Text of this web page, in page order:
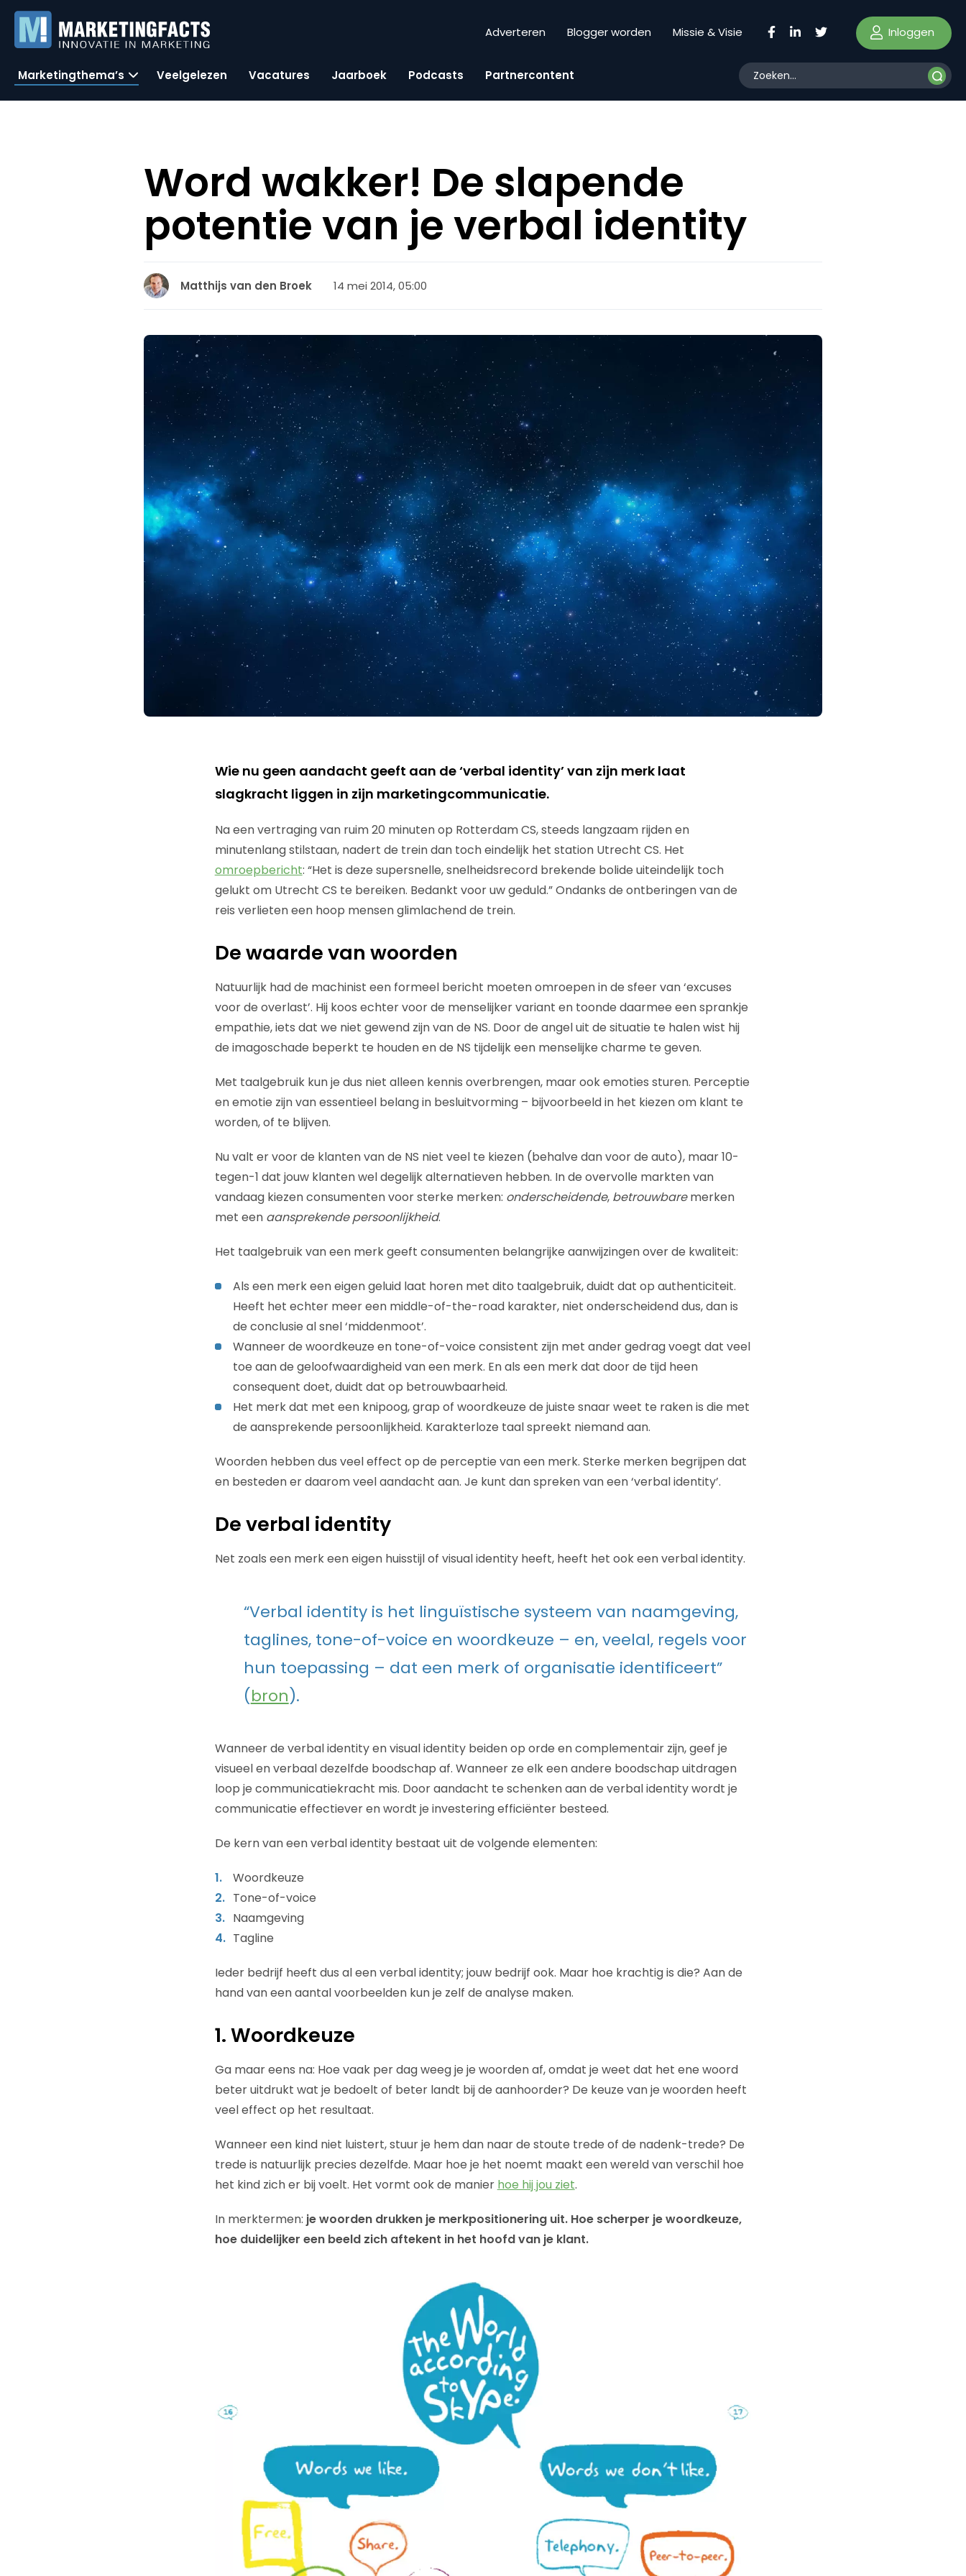
Adverteren Blogger worden Missie & Visie Inloggen
Marketingthema’s Veelgelezen Vacatures Jaarboek Podcasts Partnercontent
Word wakker! De slapende
potentie van je verbal identity
Matthijs van den Broek 14 mei 2014, 05:00
Wie nu geen aandacht geeft aan de ‘verbal identity’ van zijn merk laat
slagkracht liggen in zijn marketingcommunicatie.
Na een vertraging van ruim 20 minuten op Rotterdam CS, steeds langzaam rijden en
minutenlang stilstaan, nadert de trein dan toch eindelijk het station Utrecht CS. Het
omroepbericht: “Het is deze supersnelle, snelheidsrecord brekende bolide uiteindelijk toch
gelukt om Utrecht CS te bereiken. Bedankt voor uw geduld.” Ondanks de ontberingen van de
reis verlieten een hoop mensen glimlachend de trein.
De waarde van woorden
Natuurlijk had de machinist een formeel bericht moeten omroepen in de sfeer van ‘excuses
voor de overlast’. Hij koos echter voor de menselijker variant en toonde daarmee een sprankje
empathie, iets dat we niet gewend zijn van de NS. Door de angel uit de situatie te halen wist hij
de imagoschade beperkt te houden en de NS tijdelijk een menselijke charme te geven.
Met taalgebruik kun je dus niet alleen kennis overbrengen, maar ook emoties sturen. Perceptie
en emotie zijn van essentieel belang in besluitvorming – bijvoorbeeld in het kiezen om klant te
worden, of te blijven.
Nu valt er voor de klanten van de NS niet veel te kiezen (behalve dan voor de auto), maar 10-
tegen-1 dat jouw klanten wel degelijk alternatieven hebben. In de overvolle markten van
vandaag kiezen consumenten voor sterke merken: onderscheidende, betrouwbaremerken
met een aansprekende persoonlijkheid.
Het taalgebruik van een merk geeft consumenten belangrijke aanwijzingen over de kwaliteit:
Als een merk een eigen geluid laat horen met dito taalgebruik, duidt dat op authenticiteit.
Heeft het echter meer een middle-of-the-road karakter, niet onderscheidend dus, dan is
de conclusie al snel ‘middenmoot’.
Wanneer de woordkeuze en tone-of-voice consistent zijn met ander gedrag voegt dat veel
toe aan de geloofwaardigheid van een merk. En als een merk dat door de tijd heen
consequent doet, duidt dat op betrouwbaarheid.
Het merk dat met een knipoog, grap of woordkeuze de juiste snaar weet te raken is die met
de aansprekende persoonlijkheid. Karakterloze taal spreekt niemand aan.
Woorden hebben dus veel effect op de perceptie van een merk. Sterke merken begrijpen dat
en besteden er daarom veel aandacht aan. Je kunt dan spreken van een ‘verbal identity’.
De verbal identity
Net zoals een merk een eigen huisstijl of visual identity heeft, heeft het ook een verbal identity.
“Verbal identity is het linguïstische systeem van naamgeving,
taglines, tone-of-voice en woordkeuze – en, veelal, regels voor
hun toepassing – dat een merk of organisatie identificeert”
(bron).
Wanneer de verbal identity en visual identity beiden op orde en complementair zijn, geef je
visueel en verbaal dezelfde boodschap af. Wanneer ze elk een andere boodschap uitdragen
loop je communicatiekracht mis. Door aandacht te schenken aan de verbal identity wordt je
communicatie effectiever en wordt je investering efficiënter besteed.
De kern van een verbal identity bestaat uit de volgende elementen:
Woordkeuze
Tone-of-voice
Naamgeving
Tagline
Ieder bedrijf heeft dus al een verbal identity; jouw bedrijf ook. Maar hoe krachtig is die? Aan de
hand van een aantal voorbeelden kun je zelf de analyse maken.
1. Woordkeuze
Ga maar eens na: Hoe vaak per dag weeg je je woorden af, omdat je weet dat het ene woord
beter uitdrukt wat je bedoelt of beter landt bij de aanhoorder? De keuze van je woorden heeft
veel effect op het resultaat.
Wanneer een kind niet luistert, stuur je hem dan naar de stoute trede of de nadenk-trede? De
trede is natuurlijk precies dezelfde. Maar hoe je het noemt maakt een wereld van verschil hoe
het kind zich er bij voelt. Het vormt ook de manier hoe hij jou ziet.
In merktermen: je woorden drukken je merkpositionering uit. Hoe scherper je woordkeuze,
hoe duidelijker een beeld zich aftekent in het hoofd van je klant.